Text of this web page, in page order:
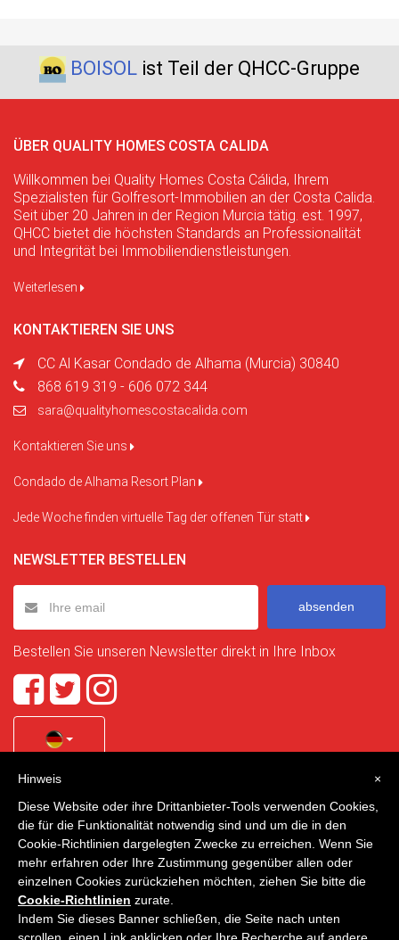
BOISOL ist Teil der QHCC-Gruppe
ÜBER QUALITY HOMES COSTA CALIDA
Willkommen bei Quality Homes Costa Cálida, Ihrem
Spezialisten für Golfresort-Immobilien an der Costa Calida.
Seit über 20 Jahren in der Region Murcia tätig. est. 1997,
QHCC bietet die höchsten Standards an Professionalität
und Integrität bei Immobiliendienstleistungen.
Weiterlesen
KONTAKTIEREN SIE UNS
CC Al Kasar Condado de Alhama (Murcia) 30840
868 619 319 - 606 072 344
sara@qualityhomescostacalida.com
Kontaktieren Sie uns
Condado de Alhama Resort Plan
Jede Woche finden virtuelle Tag der offenen Tür statt
NEWSLETTER BESTELLEN
absenden
Bestellen Sie unseren Newsletter direkt in Ihre Inbox
Quality Homes Costa Calida is a registered trademark of
La Manga Holiday Home SL duly registered with CIF / tax
no. B-30750053 and address: Bella Luz 07-05, 30389 La
Manga Club, Cartagena, Murcia, Spain.
Quality Homes Costa Cálida - Alle Rechte vorbehalten
×
Hinweis
Diese Website oder ihre Drittanbieter-Tools verwenden Cookies,
die für die Funktionalität notwendig sind und um die in den
Cookie-Richtlinien dargelegten Zwecke zu erreichen. Wenn Sie
mehr erfahren oder Ihre Zustimmung gegenüber allen oder
einzelnen Cookies zurückziehen möchten, ziehen Sie bitte die
Cookie-Richtlinien zurate.
Indem Sie dieses Banner schließen, die Seite nach unten